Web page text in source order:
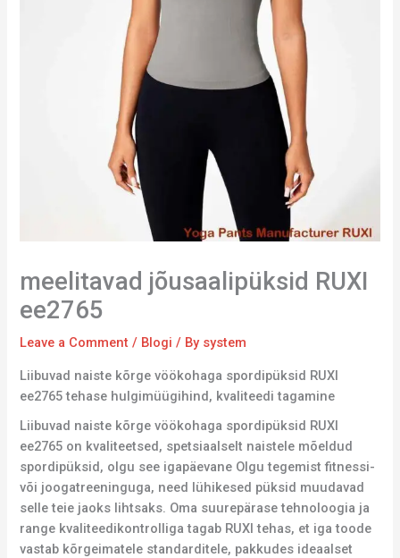
meelitavad jõusaalipüksid RUXI
ee2765
Leave a Comment / Blogi / By system
Liibuvad naiste kõrge vöökohaga spordipüksid RUXI
ee2765 tehase hulgimüügihind, kvaliteedi tagamine
Liibuvad naiste kõrge vöökohaga spordipüksid RUXI
ee2765 on kvaliteetsed, spetsiaalselt naistele mõeldud
spordipüksid, olgu see igapäevane Olgu tegemist fitnessi-
või joogatreeninguga, need lühikesed püksid muudavad
selle teie jaoks lihtsaks. Oma suurepärase tehnoloogia ja
range kvaliteedikontrolliga tagab RUXI tehas, et iga toode
vastab kõrgeimatele standarditele, pakkudes ideaalset